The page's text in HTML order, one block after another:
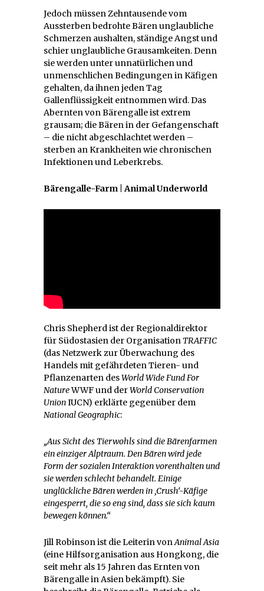
Jedoch müssen Zehntausende vom
Aussterben bedrohte Bären unglaubliche
Schmerzen aushalten, ständige Angst und
schier unglaubliche Grausamkeiten. Denn
sie werden unter unnatürlichen und
unmenschlichen Bedingungen in Käfigen
gehalten, da ihnen jeden Tag
Gallenflüssigkeit entnommen wird. Das
Abernten von Bärengalle ist extrem
grausam; die Bären in der Gefangenschaft
– die nicht abgeschlachtet werden –
sterben an Krankheiten wie chronischen
Infektionen und Leberkrebs.
Bärengalle-Farm | Animal Underworld
Chris Shepherd ist der Regionaldirektor
für Südostasien der Organisation TRAFFIC
(das Netzwerk zur Überwachung des
Handels mit gefährdeten Tieren- und
Pflanzenarten desWorld Wide Fund For
NatureWWF und derWorld Conservation
UnionIUCN) erklärte gegenüber dem
National Geographic:
„Aus Sicht des Tierwohls sind die Bärenfarmen
ein einziger Alptraum. Den Bären wird jede
Form der sozialen Interaktion vorenthalten und
sie werden schlecht behandelt. Einige
unglückliche Bären werden in ‚Crush‘-Käfige
eingesperrt, die so eng sind, dass sie sich kaum
bewegen können.“
Jill Robinson ist die Leiterin vonAnimal Asia
(eine Hilfsorganisation aus Hongkong, die
seit mehr als 15 Jahren das Ernten von
Bärengalle in Asien bekämpft). Sie